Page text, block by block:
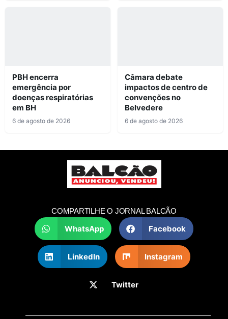
PBH encerra
emergência por
doenças respiratórias
em BH
6 de agosto de 2026
Câmara debate
impactos de centro de
convenções no
Belvedere
6 de agosto de 2026
COMPARTILHE O JORNAL BALCÃO
WhatsApp Facebook
LinkedIn Instagram
Twitter